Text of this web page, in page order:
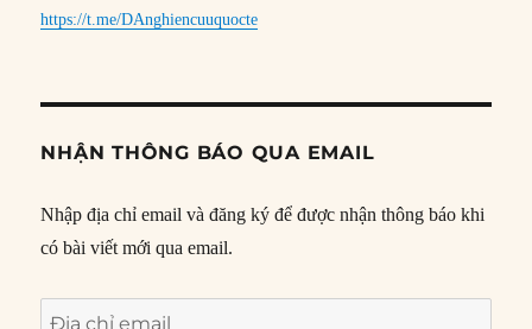
https://t.me/DAnghiencuuquocte
NHẬN THÔNG BÁO QUA EMAIL
Nhập địa chỉ email và đăng ký để được nhận thông báo khi
có bài viết mới qua email.
Địa